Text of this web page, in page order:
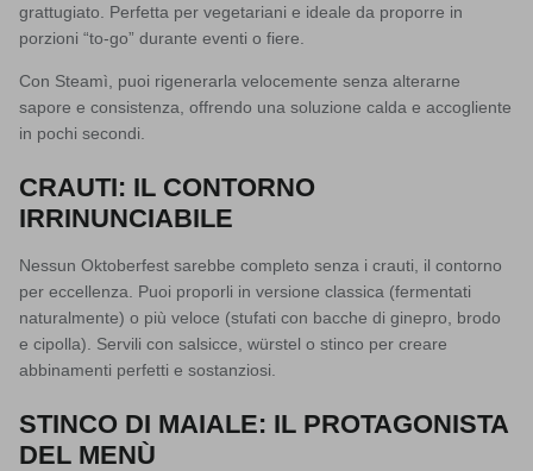
grattugiato. Perfetta per vegetariani e ideale da proporre in
porzioni “to-go” durante eventi o fiere.
Con Steamì , puoi rigenerarla velocemente senza alterarne
sapore e consistenza, offrendo una soluzione calda e accogliente
in pochi secondi.
CRAUTI: IL CONTORNO
IRRINUNCIABILE
Nessun Oktoberfest sarebbe completo senza i crauti , il contorno
per eccellenza. Puoi proporli in versione classica (fermentati
naturalmente) o più veloce (stufati con bacche di ginepro, brodo
e cipolla). Servili con salsicce, würstel o stinco per creare
abbinamenti perfetti e sostanziosi.
STINCO DI MAIALE: IL PROTAGONISTA
DEL MENÙ